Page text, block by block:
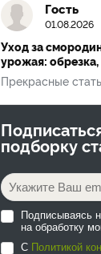
Гость
01.08.2026
Уход за
урожая:
Прекрасные
подборку
Подписываясь
на обработку
С Политикой